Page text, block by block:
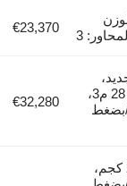
50 م3، الوزن
€23,370
جديد،
حمولة: 29,900 كجم، سعة: 28 م3،
بضغط
€32,280
سنة: 2022، حمولة: 29,150 كجم،